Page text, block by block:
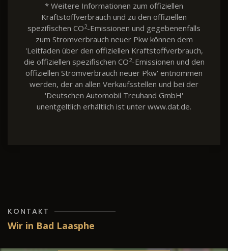
* Weitere Informationen zum offiziellen
Kraftstoffverbrauch und zu den offiziellen
spezifischen CO2-Emissionen und gegebenenfalls
zum Stromverbrauch neuer Pkw können dem
'Leitfaden über den offiziellen Kraftstoffverbrauch,
die offiziellen spezifischen CO2-Emissionen und den
offiziellen Stromverbrauch neuer Pkw' entnommen
werden, der an allen Verkaufsstellen und bei der
'Deutschen Automobil Treuhand GmbH'
unentgeltlich erhältlich ist unter www.dat.de.
KONTAKT
Wir in Bad Laasphe